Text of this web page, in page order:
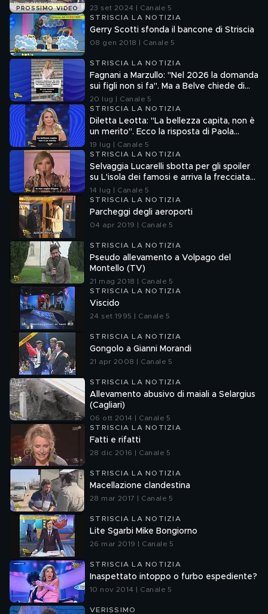
PROSSIMO VIDEO
23 set 2024 | Canale 5
STRISCIA LA NOTIZIA
Gerry Scotti sfonda il bancone di Striscia
08 gen 2018 | Canale 5
STRISCIA LA NOTIZIA
Fagnani a Marzullo: "Nel 2026 la domanda
sui figli non si fa". Ma a Belve chiede di
aborto e maternità
20 lug | Canale 5
STRISCIA LA NOTIZIA
Diletta Leotta: "La bellezza capita, non è
un merito". Ecco la risposta di Paola
Ferrari
19 lug | Canale 5
STRISCIA LA NOTIZIA
Selvaggia Lucarelli sbotta per gli spoiler
su L'isola dei famosi e arriva la frecciata
di Fedez
14 lug | Canale 5
STRISCIA LA NOTIZIA
Parcheggi degli aeroporti
04 apr 2019 | Canale 5
STRISCIA LA NOTIZIA
Pseudo allevamento a Volpago del
Montello (TV)
21 mag 2018 | Canale 5
STRISCIA LA NOTIZIA
Viscido
24 set 1995 | Canale 5
STRISCIA LA NOTIZIA
Gongolo a Gianni Morandi
21 apr 2008 | Canale 5
STRISCIA LA NOTIZIA
Allevamento abusivo di maiali a Selargius
(Cagliari)
06 ott 2014 | Canale 5
STRISCIA LA NOTIZIA
Fatti e rifatti
28 dic 2016 | Canale 5
STRISCIA LA NOTIZIA
Macellazione clandestina
28 mar 2017 | Canale 5
STRISCIA LA NOTIZIA
Lite Sgarbi Mike Bongiorno
26 mar 2019 | Canale 5
STRISCIA LA NOTIZIA
Inaspettato intoppo o furbo espediente?
10 nov 2014 | Canale 5
VERISSIMO